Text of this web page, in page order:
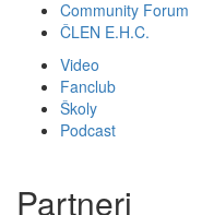
Community Forum
ČLEN E.H.C.
Video
Fanclub
Školy
Podcast
Partneri